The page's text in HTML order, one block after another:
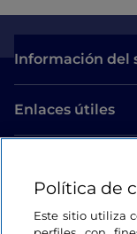
Información del
Enlaces útiles
Estamos en
Política de
Este sitio utiliza